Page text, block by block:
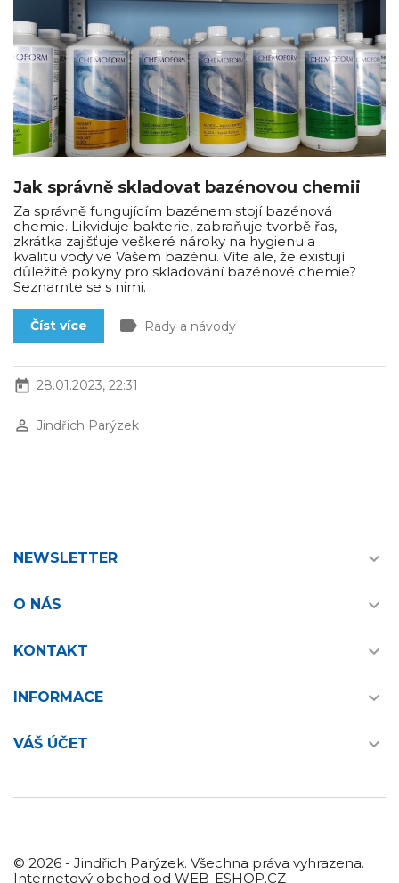
Jak správně skladovat bazénovou chemii
Za správně fungujícím bazénem stojí bazénová
chemie. Likviduje bakterie, zabraňuje tvorbě řas,
zkrátka zajišťuje veškeré nároky na hygienu a
kvalitu vody ve Vašem bazénu. Víte ale, že existují
důležité pokyny pro skladování bazénové chemie?
Seznamte se s nimi.
Číst více label Rady a návody
today 28.01.2023, 22:31
perm_identity Jindřich Parýzek
NEWSLETTER 
O NÁS 
KONTAKT 
INFORMACE 
VÁŠ ÚČET 
© 2026 - Jindřich Parýzek. Všechna práva vyhrazena.
Internetový obchod od WEB-ESHOP.CZ